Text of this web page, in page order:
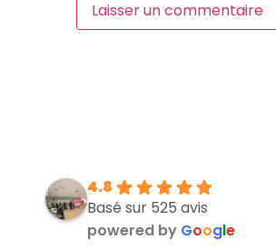
4.8
Basé sur 525 avis
powered by Google